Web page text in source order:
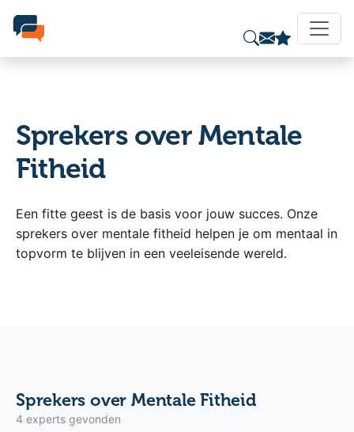
Sprekers over Mentale
Fitheid
Een fitte geest is de basis voor jouw succes. Onze
sprekers over mentale fitheid helpen je om mentaal in
topvorm te blijven in een veeleisende wereld.
Sprekers over Mentale Fitheid
4 experts gevonden